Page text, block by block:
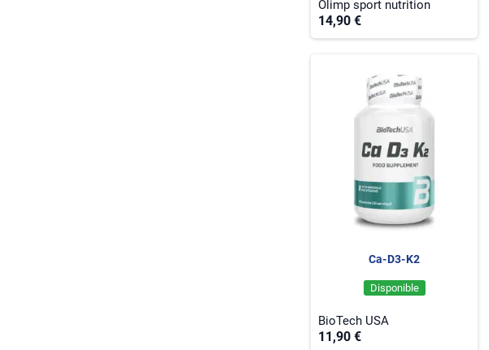
Olimp sport nutrition
14,90 €
Ca-D3-K2
Disponible
BioTech USA
11,90 €